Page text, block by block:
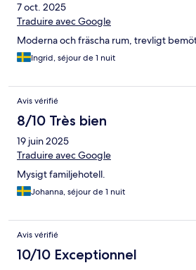
7 oct. 2025
Traduire avec Google
Moderna och fräscha rum, trevligt
Ingrid, séjour de 1 nuit
Avis vérifié
8/10 Très bien
19 juin 2025
Traduire avec Google
Mysigt familjehotell.
Johanna, séjour de 1 nuit
Avis vérifié
10/10 Exceptionnel